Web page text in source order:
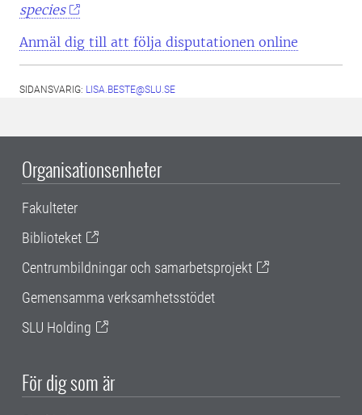
species
Anmäl dig till att följa disputationen online
SIDANSVARIG: LISA.BESTE@SLU.SE
Organisationsenheter
Fakulteter
Biblioteket
Centrumbildningar och samarbetsprojekt
Gemensamma verksamhetsstödet
SLU Holding
För dig som är